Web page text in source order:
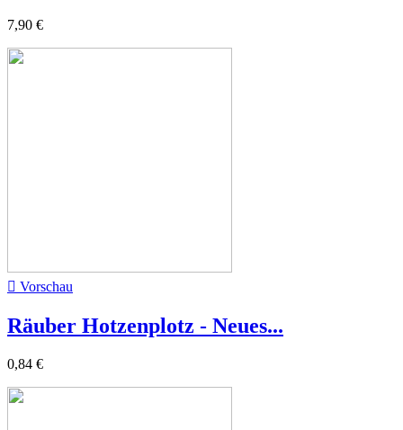
7,90 €
 Vorschau
Räuber Hotzenplotz - Neues...
0,84 €